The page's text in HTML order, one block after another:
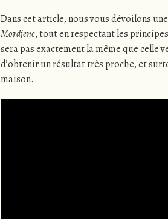
Dans cet article, nous vous dévoilons
Mordjene, tout en respectant les
sera pas exactement la même que celle
d’obtenir un résultat très proche, et
maison.